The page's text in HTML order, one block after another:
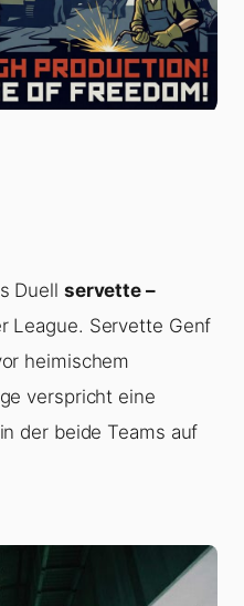
Duell servette –
League. Servette Genf
heimischem
verspricht eine
der beide Teams auf